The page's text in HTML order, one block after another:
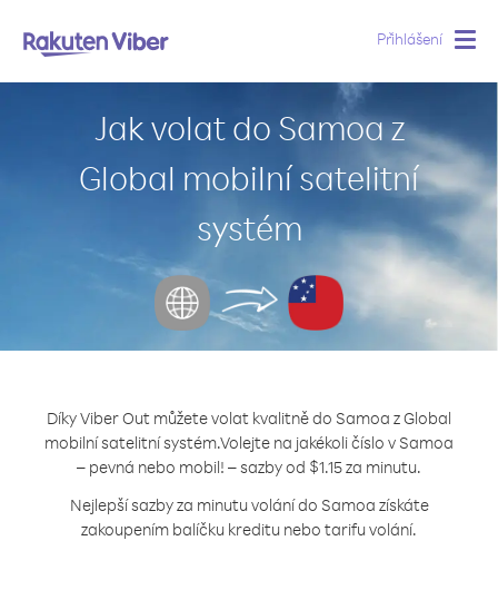
Přihlášení
Jak volat do Samoa z
Global mobilní satelitní
systém
Díky Viber Out můžete volat kvalitně do Samoa z Global
mobilní satelitní systém.Volejte na jakékoli číslo v Samoa
– pevná nebo mobil! – sazby od $1.15 za minutu.
Nejlepší sazby za minutu volání do Samoa získáte
zakoupením balíčku kreditu nebo tarifu volání.